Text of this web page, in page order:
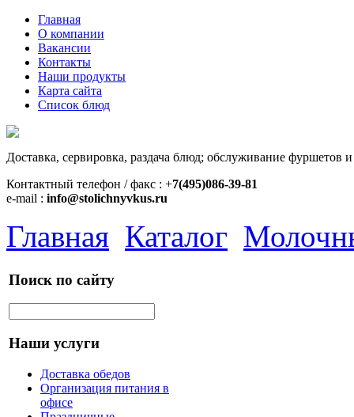
Главная
О компании
Вакансии
Контакты
Наши продукты
Карта сайта
Список блюд
Доставка, сервировка, раздача блюд; обслуживание фуршетов
Контактный телефон / факс : +7(495)086-39-81
e-mail : info@stolichnyvkus.ru
Главная Каталог
Поиск по сайту
Наши услуги
Доставка обедов
Организация питания в
офисе